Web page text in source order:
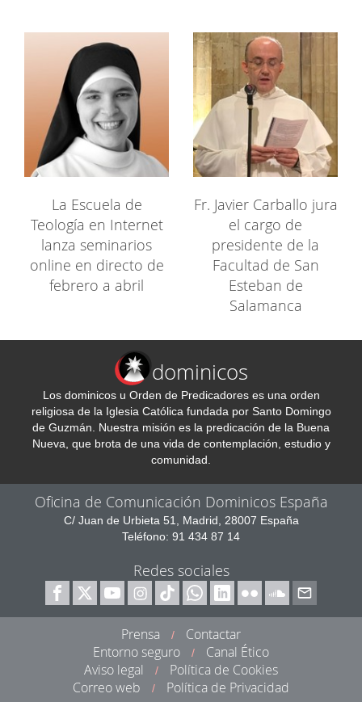
La Escuela de
Teología en Internet
lanza seminarios
online en directo de
febrero a abril
Fr. Javier Carballo jura
el cargo de
presidente de la
Facultad de San
Esteban de
Salamanca
dominicos
Los dominicos u Orden de Predicadores es una orden
religiosa de la Iglesia Católica fundada por Santo Domingo
de Guzmán. Nuestra misión es la predicación de la Buena
Nueva, que brota de una vida de contemplación, estudio y
comunidad.
Oficina de Comunicación Dominicos España
C/ Juan de Urbieta 51, Madrid, 28007 España
Teléfono: 91 434 87 14
Redes sociales
Prensa /
Contactar
Entorno seguro
/
Canal Ético
Aviso legal
/
Política de Cookies
Correo web
/ Política de Privacidad